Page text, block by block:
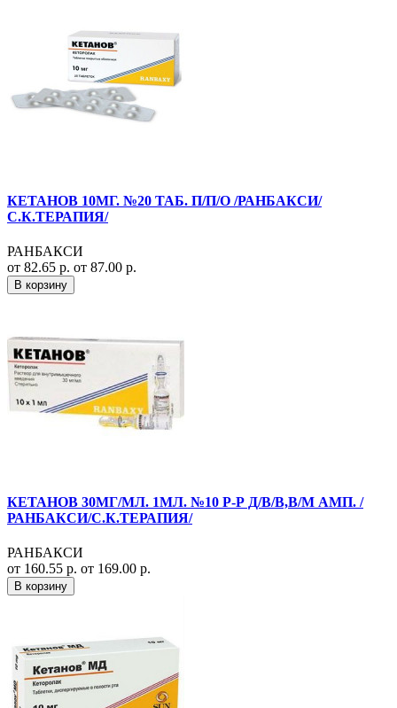
КЕТАНОВ 10МГ. №20 ТАБ. П/П/О /РАНБАКСИ/
С.К.ТЕРАПИЯ/
РАНБАКСИ
от 82.65 р. от 87.00 р.
В корзину
КЕТАНОВ 30МГ/МЛ. 1МЛ. №10 Р-Р Д/В/В,В/М АМП. /
РАНБАКСИ/С.К.ТЕРАПИЯ/
РАНБАКСИ
от 160.55 р. от 169.00 р.
В корзину